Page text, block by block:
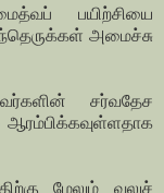
பயிற்சியை
அமைச்சு
சர்வதேச
மேலும் வலுச்